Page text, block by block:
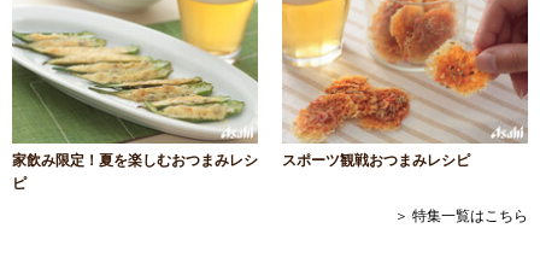
家飲み限定！夏を楽しむおつまみレシ
ピ
スポーツ観戦おつまみレシピ
＞ 特集一覧はこちら